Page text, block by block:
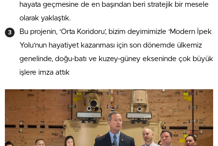
hayata geçmesine de en başından beri stratejik bir mesele
olarak yaklaştık.
Bu projenin, ‘Orta Koridoru’, bizim deyimimizle ‘Modern İpek
Yolu’nun hayatiyet kazanması için son dönemde ülkemiz
genelinde, doğu-batı ve kuzey-güney ekseninde çok büyük
işlere imza attık